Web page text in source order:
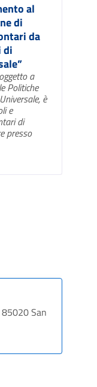
al
di
da
di
a
Politiche
è
e
di
presso
San